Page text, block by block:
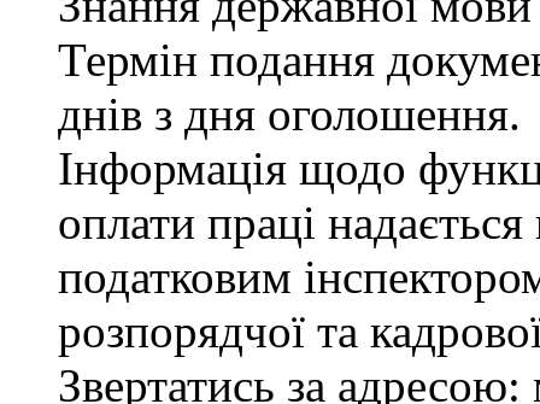
Термін подання
днів з дня оголошення.
Інформація щодо
оплати праці
податковим
розпорядчої та
Звертатись за